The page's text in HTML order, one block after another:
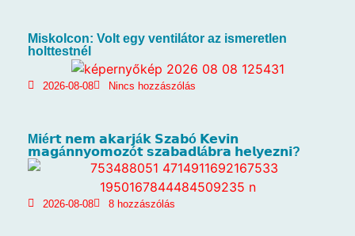
Miskolcon: Volt egy ventilátor az ismeretlen
holttestnél
2026-08-08 Nincs hozzászólás
M𝗶é𝗿𝘁 𝗻𝗲𝗺 𝗮𝗸𝗮𝗿𝗷á𝗸 𝗦𝘇𝗮𝗯ó 𝗞𝗲𝘃𝗶𝗻
𝗺𝗮𝗴á𝗻𝗻𝘆𝗼𝗺𝗼𝘇ó𝘁 𝘀𝘇𝗮𝗯𝗮𝗱𝗹á𝗯𝗿𝗮 𝗵𝗲𝗹𝘆𝗲𝘇𝗻𝗶?
2026-08-08 8 hozzászólás